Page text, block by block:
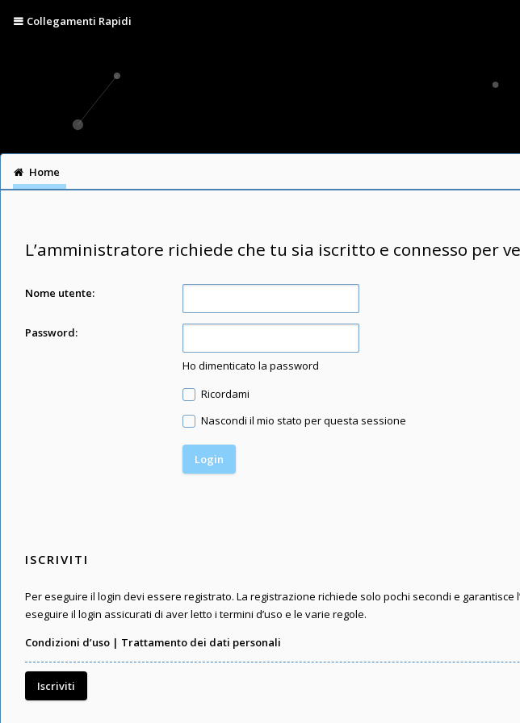
Collegamenti Rapidi
Home
L’amministratore richiede che tu sia iscritto e connesso per
Nome utente:
Password:
Ho dimenticato la password
Ricordami
Nascondi il mio stato per questa sessione
ISCRIVITI
Per eseguire il login devi essere registrato. La registrazione richiede solo pochi secondi e
eseguire il login assicurati di aver letto i termini d’uso e le varie regole.
Condizioni d’uso | Trattamento dei dati personali
Iscriviti